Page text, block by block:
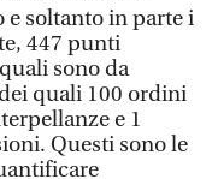
e soltanto in parte i
447 punti
sono da
quali 100 ordini
e 1
Questi sono le